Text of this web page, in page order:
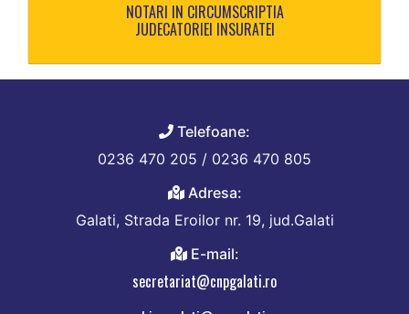
NOTARI IN CIRCUMSCRIPTIA
JUDECATORIEI INSURATEI
Telefoane:
0236 470 205 / 0236 470 805
Adresa:
Galati, Strada Eroilor nr. 19, jud.Galati
E-mail:
secretariat@cnpgalati.ro